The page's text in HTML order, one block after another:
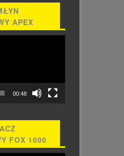
APEX
00:48
FOX 1000